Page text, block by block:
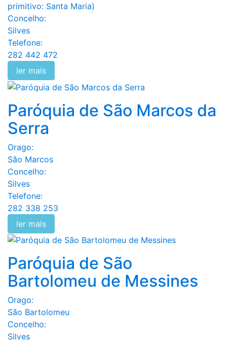
primitivo: Santa Maria)
Concelho:
Silves
Telefone:
282 442 472
ler mais
Paróquia de São Marcos da
Serra
Orago:
São Marcos
Concelho:
Silves
Telefone:
282 338 253
ler mais
Paróquia de São
Bartolomeu de Messines
Orago:
São Bartolomeu
Concelho:
Silves